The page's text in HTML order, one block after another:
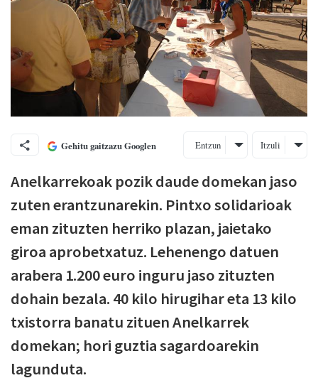
Gehitu gaitzazu Googlen Entzun Itzuli
Anelkarrekoak pozik daude domekan jaso
zuten erantzunarekin. Pintxo solidarioak
eman zituzten herriko plazan, jaietako
giroa aprobetxatuz. Lehenengo datuen
arabera 1.200 euro inguru jaso zituzten
dohain bezala. 40 kilo hirugihar eta 13 kilo
txistorra banatu zituen Anelkarrek
domekan; hori guztia sagardoarekin
lagunduta.